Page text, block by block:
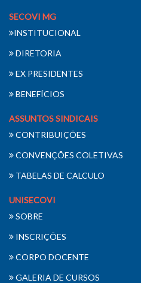
SECOVI MG
INSTITUCIONAL
DIRETORIA
EX PRESIDENTES
BENEFÍCIOS
ASSUNTOS SINDICAIS
CONTRIBUIÇÕES
CONVENÇÕES COLETIVAS
TABELAS DE CALCULO
UNISECOVI
SOBRE
INSCRIÇÕES
CORPO DOCENTE
GALERIA DE CURSOS